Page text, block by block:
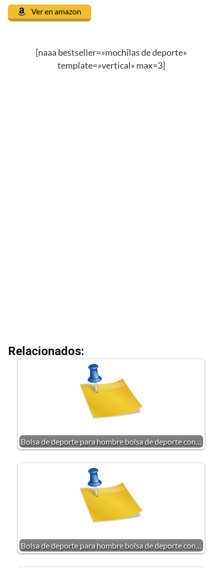
Ver en amazon
[naaa bestseller=»mochilas de deporte»
template=»vertical» max=3]
Relacionados:
Bolsa de deporte para hombre bolsa de deporte con…
Bolsa de deporte para hombre bolsa de deporte con…